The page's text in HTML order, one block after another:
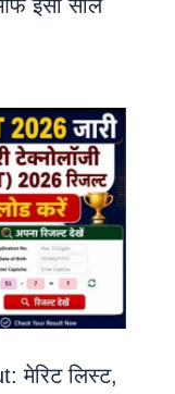
इसी साल
मेरिट लिस्ट,